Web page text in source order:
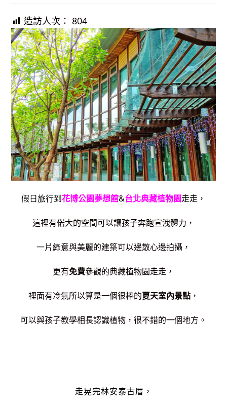
造訪人次： 804
假日旅行到花博公園夢想館&台北典藏植物園走走，
這裡有偌大的空間可以讓孩子奔跑宣洩體力，
一片綠意與美麗的建築可以邊散心邊拍攝，
更有免費參觀的典藏植物園走走，
裡面有冷氣所以算是一個很棒的夏天室內景點 ，
可以與孩子教學相長認識植物，很不錯的一個地方。
走晃完林安泰古厝 ，